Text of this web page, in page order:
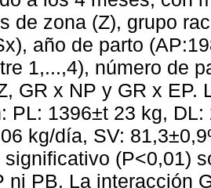
de zona (Z), grupo
año de parto
1,...,4), número de
GR x NP y GR x EP.
PL: 1396±t 23 kg,
kg/día, SV:
significativo (P<0,01)
ni PB. La interacción